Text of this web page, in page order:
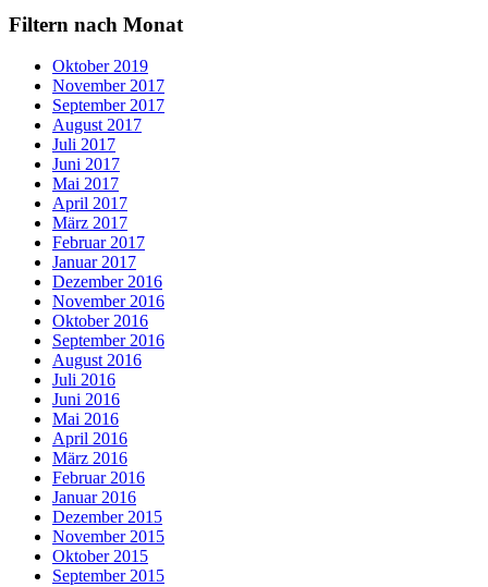
Filtern nach Monat
Oktober 2019
November 2017
September 2017
August 2017
Juli 2017
Juni 2017
Mai 2017
April 2017
März 2017
Februar 2017
Januar 2017
Dezember 2016
November 2016
Oktober 2016
September 2016
August 2016
Juli 2016
Juni 2016
Mai 2016
April 2016
März 2016
Februar 2016
Januar 2016
Dezember 2015
November 2015
Oktober 2015
September 2015